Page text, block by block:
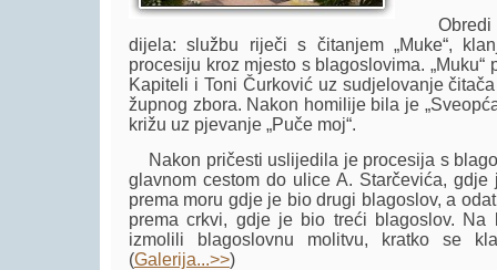
Obredi
dijela: službu riječi s čitanjem „Muke“,
procesiju kroz mjesto s blagoslovima. „Muku“
Kapiteli i Toni Čurković uz sudjelovanje
župnog zbora. Nakon homilije bila je
križu uz pjevanje „Puče moj“.
Nakon pričesti uslijedila je procesija s
glavnom cestom do ulice A. Starčevića,
prema moru gdje je bio drugi blagoslov, a
prema crkvi, gdje je bio treći blagoslov. Na
izmolili blagoslovnu molitvu, kratko se
(Galerija...>>)